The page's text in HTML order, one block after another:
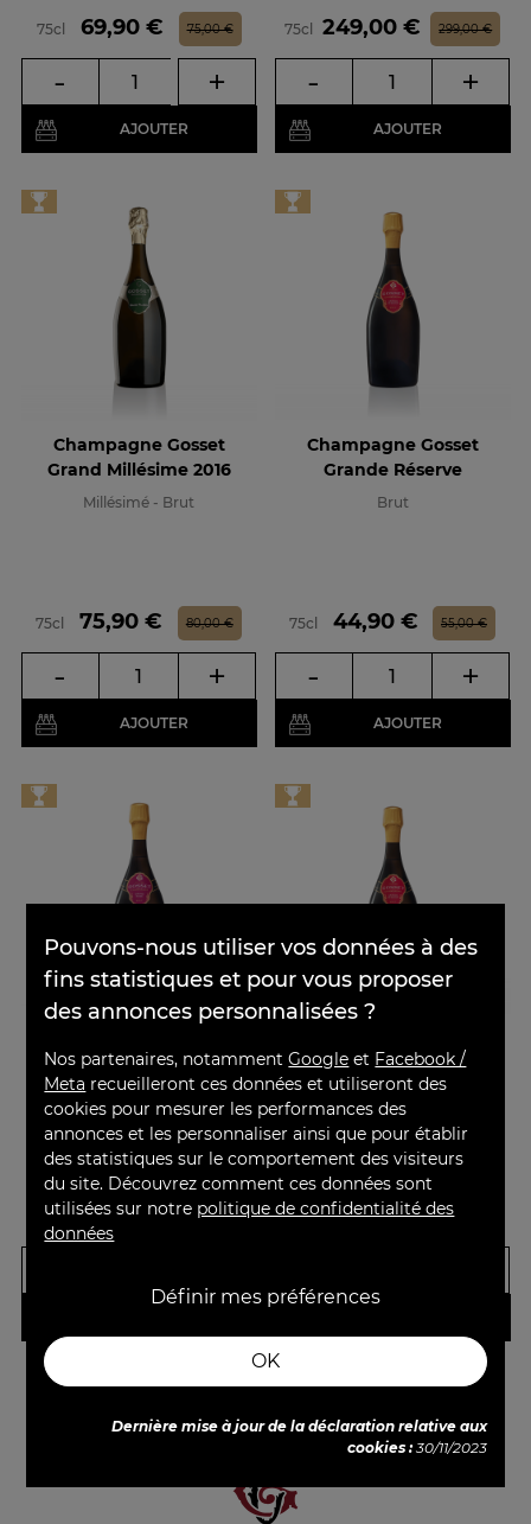
75cl Prix
69,90 €Prix de base
75,00 €
- +
AJOUTER
75cl Prix
249,00 €Prix de base
299,00 €
- +
AJOUTER
Champagne Gosset
Grand Millésime 2016
Millésimé - Brut
75cl Prix
75,90 €Prix de base
80,00 €
- +
AJOUTER
Champagne Gosset
Grande Réserve
Brut
75cl Prix
44,90 €Prix de base
55,00 €
- +
AJOUTER
Grand Rosé
75cl Prix
60,90 €Prix de base
69,00 €
Gosset Grande Réserve
150cl Prix
109,90 €Prix de base
119,00 €
Retour en haut
Pouvons-nous utiliser vos données à des
fins statistiques et pour vous proposer
des annonces personnalisées ?
Nos partenaires, notammentGoogle et Facebook /
Meta recueilleront ces données et utiliseront des
cookies pour mesurer les performances des
annonces et les personnaliser ainsi que pour établir
des statistiques sur le comportement des visiteurs
du site. Découvrez comment ces données sont
utilisées sur notre politique de confidentialité des
données
OK
Définir mes préférences
Dernière mise à jour de la déclaration relative aux
cookies :30/11/2023